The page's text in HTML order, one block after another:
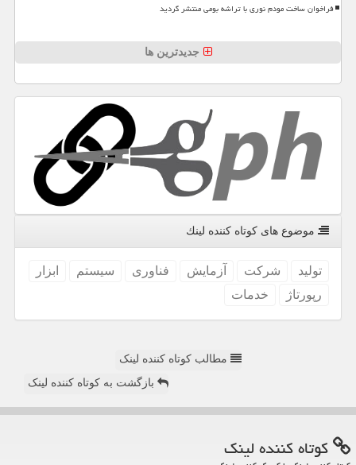
فراخوان ساخت مودم نوری با تراشه بومی منتشر گردید
جدیدترین ها
موضوع های كوتاه كننده لینك
تولید شركت آزمایش فناوری سیستم
ابزار
رپورتاژ
خدمات
مطالب کوتاه کننده لینک
بازگشت به کوتاه کننده لینک
كوتاه كننده لینك